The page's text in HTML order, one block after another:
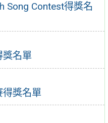
Song Contest得獎名
獎名單
得獎名單